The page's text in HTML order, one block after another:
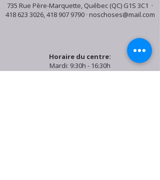
735 Rue Père-Marquette, Québec (QC) G1S 3C1 ·
418 623 3026,418 907 9790· noschoses@mail.com
Horaire du centre:
Mardi: 9:30h - 16:30h